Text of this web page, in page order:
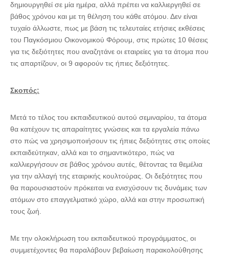
δημιουργηθεί σε μία ημέρα, αλλά πρέπει να καλλιεργηθεί σε
βάθος χρόνου και με τη θέληση του κάθε ατόμου. Δεν είναι
τυχαίο άλλωστε, πως με βάση τις τελευταίες ετήσιες εκθέσεις
του Παγκόσμιου Οικονομικού Φόρουμ, στις πρώτες 10 θέσεις
για τις δεξιότητες που αναζητάνε οι εταιρείες για τα άτομα που
τις απαρτίζουν, οι 9 αφορούν τις ήπιες δεξιότητες.
Σκοπός:
Μετά το τέλος του εκπαιδευτικού αυτού σεμιναρίου, τα άτομα
θα κατέχουν τις απαραίτητες γνώσεις και τα εργαλεία πάνω
στο πώς να χρησιμοποιήσουν τις ήπιες δεξιότητες στις οποίες
εκπαιδεύτηκαν, αλλά και το σημαντικότερο, πώς να
καλλιεργήσουν σε βάθος χρόνου αυτές, θέτοντας τα θεμέλια
για την αλλαγή της εταιρικής κουλτούρας. Οι δεξιότητες που
θα παρουσιαστούν πρόκειται να ενισχύσουν τις δυνάμεις των
ατόμων στο επαγγελματικό χώρο, αλλά και στην προσωπική
τους ζωή.
Mε την ολοκλήρωση του εκπαιδευτικού προγράμματος, οι
συμμετέχοντες θα παραλάβουν βεβαίωση παρακολούθησης